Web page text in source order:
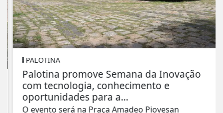
PALOTINA
Palotina promove Semana da Inovação
com tecnologia, conhecimento e
oportunidades para a...
O evento será na Praça Amadeo Piovesan